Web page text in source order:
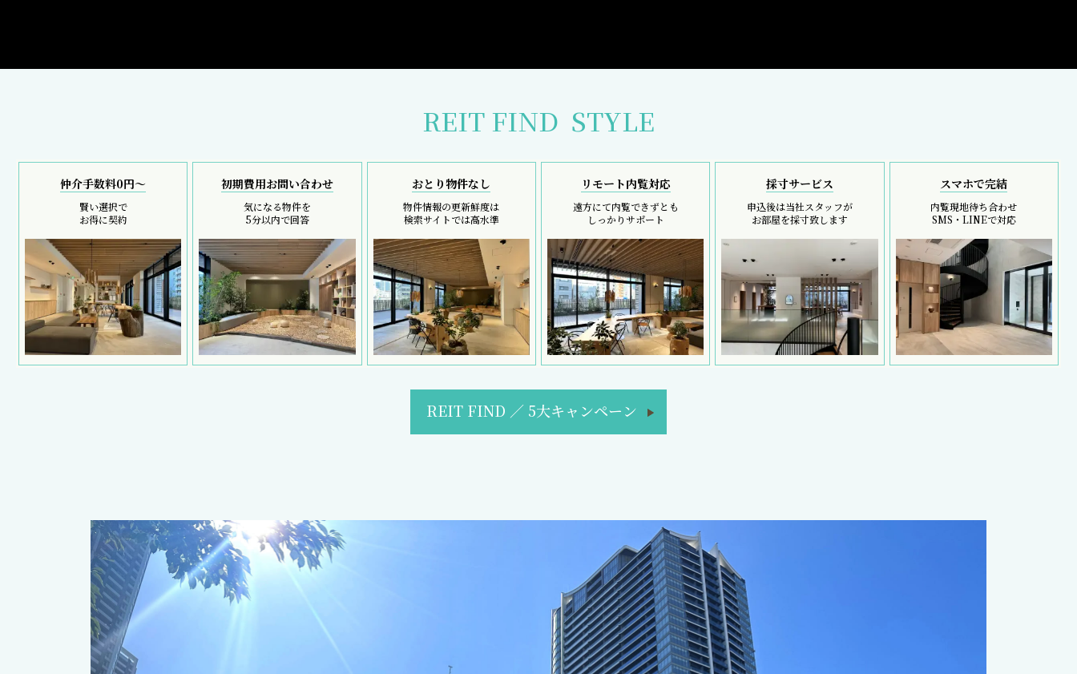
REIT FIND STYLE
仲介手数料0円～
賢い選択で
お得に契約
初期費用お問い合わせ
気になる物件を
5分以内で回答
おとり物件なし
物件情報の更新鮮度は
検索サイトでは高水準
リモート内覧対応
遠方にて内覧できずとも
しっかりサポート
採寸サービス
申込後は当社スタッフが
お部屋を採寸致します
スマホで完結
内覧現地待ち合わせ
SMS・LINEで対応
REIT FIND ／ 5大キャンペーン